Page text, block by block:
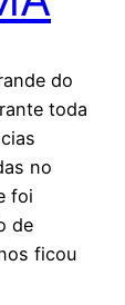
do
toda
no
foi
de
ficou